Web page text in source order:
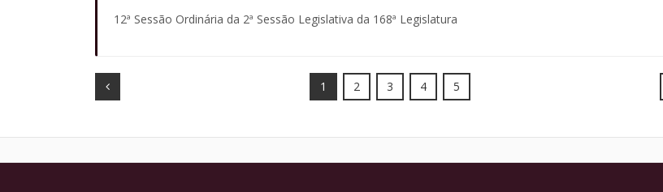
12ª Sessão Ordinária da 2ª Sessão Legislativa da 168ª Legislatura
Prev 1 2 3 4 5